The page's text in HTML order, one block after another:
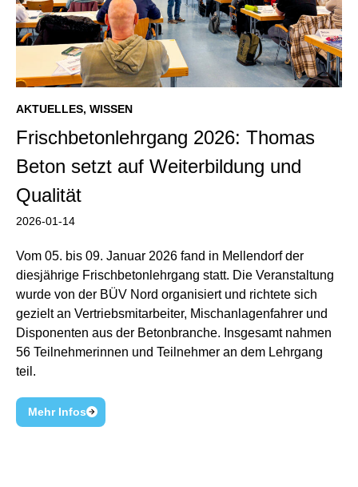
AKTUELLES, WISSEN
Frischbetonlehrgang 2026: Thomas
Beton setzt auf Weiterbildung und
Qualität
2026-01-14
Vom 05. bis 09. Januar 2026 fand in Mellendorf der
diesjährige Frischbetonlehrgang statt. Die Veranstaltung
wurde von der BÜV Nord organisiert und richtete sich
gezielt an Vertriebsmitarbeiter, Mischanlagenfahrer und
Disponenten aus der Betonbranche. Insgesamt nahmen
56 Teilnehmerinnen und Teilnehmer an dem Lehrgang
teil.
Mehr Infos